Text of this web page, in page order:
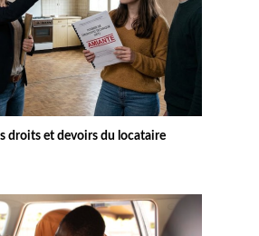
droits et devoirs du locataire